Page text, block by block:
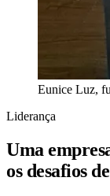
Eunice Luz,
Liderança
Uma
os desafios